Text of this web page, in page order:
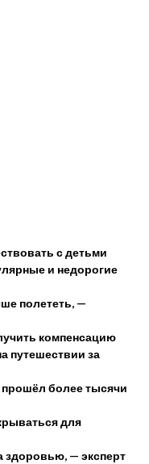
с детьми
и недорогие
полететь, —
компенсацию
путешествии за
более тысячи
для
здоровью, — эксперт